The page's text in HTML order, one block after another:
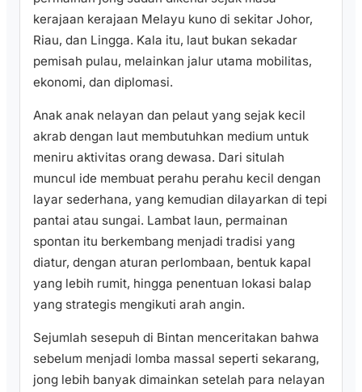
kerajaan kerajaan Melayu kuno di sekitar Johor,
Riau, dan Lingga. Kala itu, laut bukan sekadar
pemisah pulau, melainkan jalur utama mobilitas,
ekonomi, dan diplomasi.
Anak anak nelayan dan pelaut yang sejak kecil
akrab dengan laut membutuhkan medium untuk
meniru aktivitas orang dewasa. Dari situlah
muncul ide membuat perahu perahu kecil dengan
layar sederhana, yang kemudian dilayarkan di tepi
pantai atau sungai. Lambat laun, permainan
spontan itu berkembang menjadi tradisi yang
diatur, dengan aturan perlombaan, bentuk kapal
yang lebih rumit, hingga penentuan lokasi balap
yang strategis mengikuti arah angin.
Sejumlah sesepuh di Bintan menceritakan bahwa
sebelum menjadi lomba massal seperti sekarang,
jong lebih banyak dimainkan setelah para nelayan